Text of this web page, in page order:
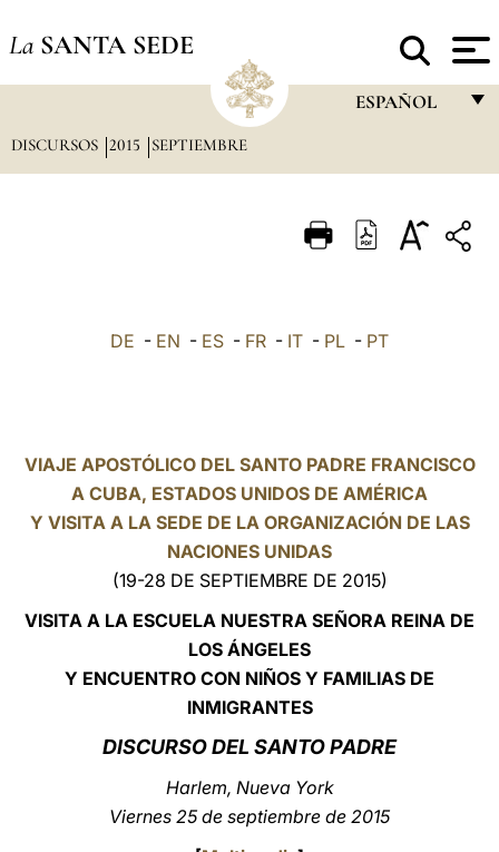
La SANTA SEDE
ESPAÑOL
ITALIANO
中文
LATINE
DISCURSOS 2015 SEPTIEMBRE
DE - EN - ES - FR - IT - PL - PT
VIAJE APOSTÓLICO DEL SANTO PADRE FRANCISCO
A CUBA, ESTADOS UNIDOS DE AMÉRICA
Y VISITA A LA SEDE DE LA ORGANIZACIÓN DE LAS
NACIONES UNIDAS
(19-28 DE SEPTIEMBRE DE 2015)
VISITA A LA ESCUELA NUESTRA SEÑORA REINA DE
LOS ÁNGELES
Y ENCUENTRO CON NIÑOS Y FAMILIAS DE
INMIGRANTES
DISCURSO DEL SANTO PADRE
Harlem, Nueva York
Viernes 25 de septiembre de 2015